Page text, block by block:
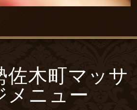
佐木町マッサ
メニュー